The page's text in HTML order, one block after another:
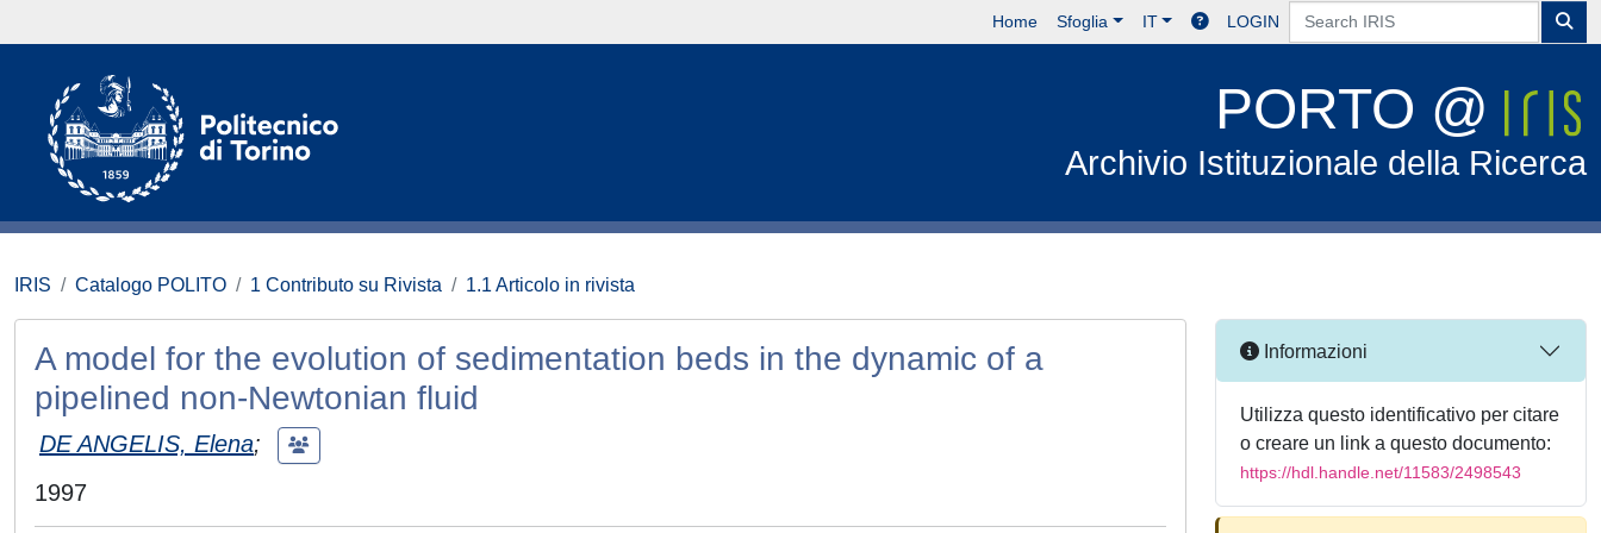
Home Sfoglia IT LOGIN
PORTO @
Archivio Istituzionale della Ricerca
IRIS Catalogo POLITO 1 Contributo su Rivista 1.1 Articolo in rivista
A model for the evolution of sedimentation beds in the dynamic of a
pipelined non-Newtonian fluid
DE ANGELIS, Elena;
1997
Informazioni
Utilizza questo identificativo per citare
o creare un link a questo documento:
https://hdl.handle.net/11583/2498543